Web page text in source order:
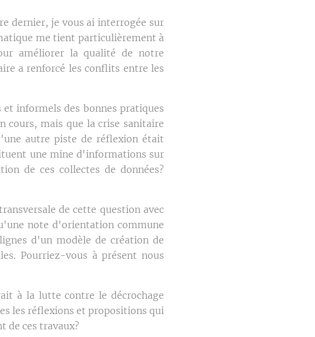
dernier, je vous ai interrogée sur
me tient particulièrement à
améliorer la qualité de notre
a renforcé les conflits entre les
informels des bonnes pratiques
cours, mais que la crise sanitaire
autre piste de réflexion était
une mine d'informations sur
de ces collectes de données?
de cette question avec
note d'orientation commune
d'un modèle de création de
Pourriez-vous à présent nous
à la lutte contre le décrochage
les réflexions et propositions qui
de ces travaux?